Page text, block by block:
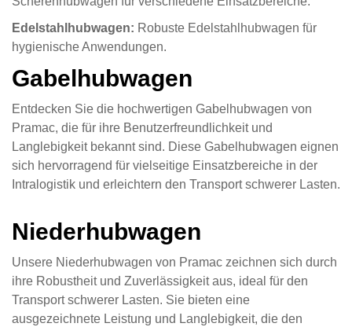
Edelstahlhubwagen: Robuste Edelstahlhubwagen für
hygienische Anwendungen.
Gabelhubwagen
Entdecken Sie die hochwertigen Gabelhubwagen von
Pramac, die für ihre Benutzerfreundlichkeit und
Langlebigkeit bekannt sind. Diese Gabelhubwagen eignen
sich hervorragend für vielseitige Einsatzbereiche in der
Intralogistik und erleichtern den Transport schwerer Lasten.
Niederhubwagen
Unsere Niederhubwagen von Pramac zeichnen sich durch
ihre Robustheit und Zuverlässigkeit aus, ideal für den
Transport schwerer Lasten. Sie bieten eine
ausgezeichnete Leistung und Langlebigkeit, die den